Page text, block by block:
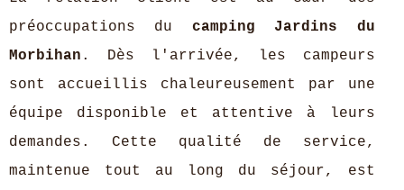
préoccupations du camping Jardins du
Morbihan . Dès l'arrivée, les campeurs
sont accueillis chaleureusement par une
équipe disponible et attentive à leurs
demandes. Cette qualité de service,
maintenue tout au long du séjour, est